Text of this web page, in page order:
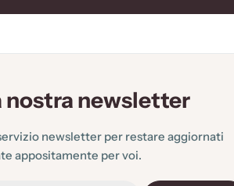
nostra newsletter
newsletter per restare aggiornati
appositamente per voi.